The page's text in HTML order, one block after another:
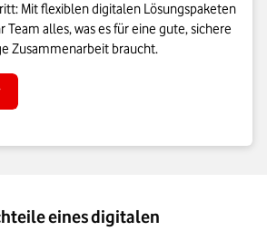
Mit flexiblen digitalen Lösungspaketen
Team alles, was es für eine gute, sichere
Zusammenarbeit braucht.
eines digitalen